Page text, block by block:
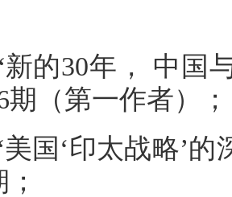
新的30年， 中国
期（第一作者）；
美国‘印太战略’